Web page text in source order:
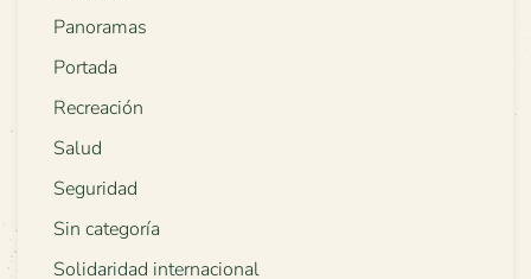
Panoramas
Portada
Recreación
Salud
Seguridad
Sin categoría
Solidaridad internacional